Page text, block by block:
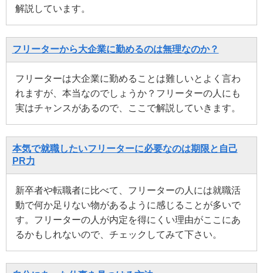
解説しています。
フリーターから大企業に勤めるのは無理なのか？
フリーターは大企業に勤めることは難しいとよく言わ
れますが、本当なのでしょうか？フリーターの人にも
実はチャンスがあるので、ここで解説していきます。
本気で就職したいフリーターに必要なのは期限と自己
PR力
新卒者や転職者に比べて、フリーターの人には就職活
動で何か足りない物があるように感じることが多いで
す。フリーターの人が内定を得にくい理由がここにあ
るかもしれないので、チェックしてみて下さい。